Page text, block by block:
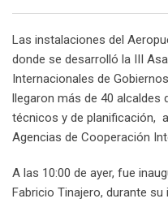
Las instalaciones del
donde se desarrolló la III
Internacionales de
llegaron más de 40 alcaldes
técnicos y de planificación,
Agencias de Cooperación
A las 10:00 de ayer, fue
Fabricio Tinajero, durante